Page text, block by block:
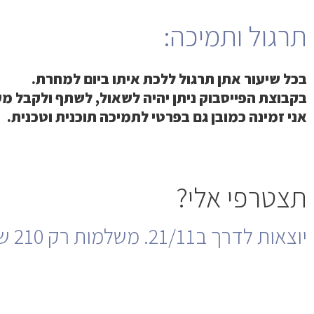
תרגול ותמיכה:
בכל שיעור אתן תרגול ללכת איתו ביום למחרת.
בקבוצת הפייסבוק ניתן יהיה לשאול, לשתף ולקבל
אני זמינה כמובן גם בפרטי לתמיכה תוכנית וטכנית.
תצטרפי אלי?
יוצאות לדרך ב21/11. משלמות רק 210 ש"ח.